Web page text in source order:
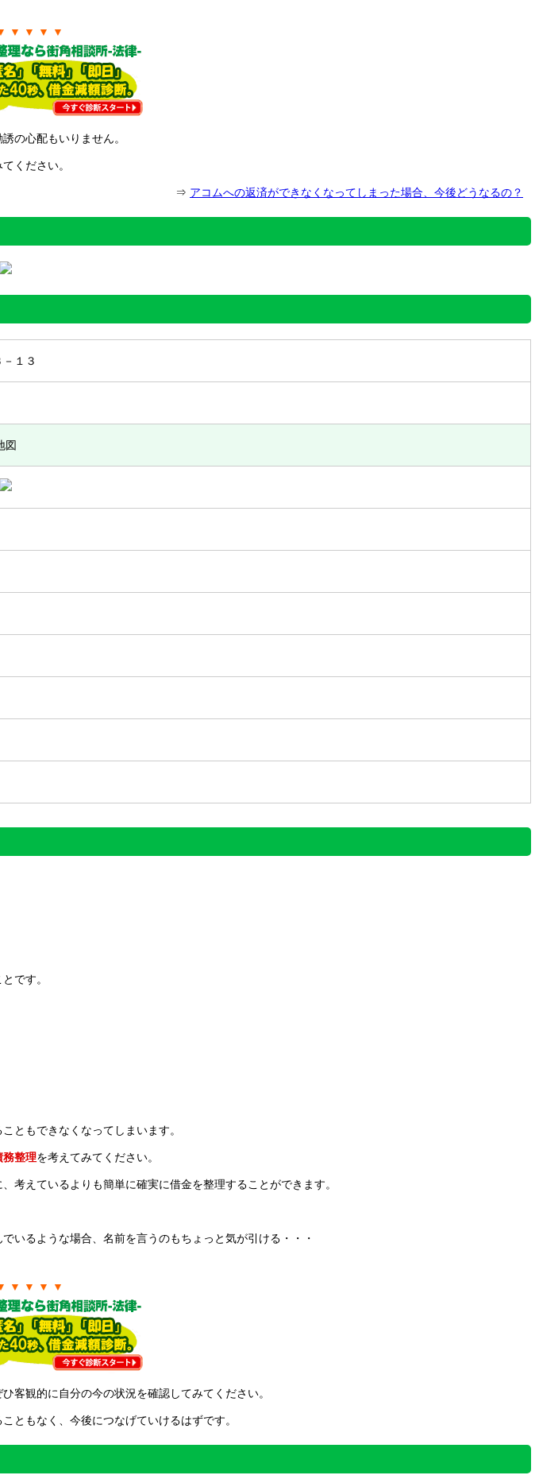
▼ ▼ ▼ ▼
の心配もいりません。
ください。
⇒ アコムへの返済ができなくなってしまった場合、今後どうなるの？
１３
図
です。
ともできなくなってしまいます。
務整理を考えてみてください。
考えているよりも簡単に確実に借金を整理することができます。
いるような場合、名前を言うのもちょっと気が引ける・・・
▼ ▼ ▼ ▼
客観的に自分の今の状況を確認してみてください。
ともなく、今後につなげていけるはずです。